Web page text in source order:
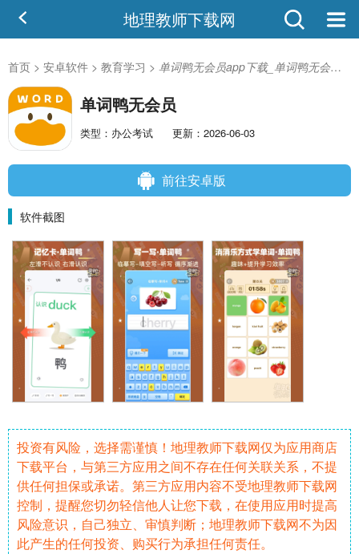
地理教师下载网
首页 > 安卓软件 > 教育学习 > 单词鸭无会员app下载_单词鸭无会员2.5.6安卓版
单词鸭无会员
类型：办公考试 更新：2026-06-03
前往安卓版
软件截图
投资有风险，选择需谨慎！地理教师下载网仅为应用商店
下载平台，与第三方应用之间不存在任何关联关系，不提
供任何担保或承诺。第三方应用内容不受地理教师下载网
控制，提醒您切勿轻信他人让您下载，在使用应用时提高
风险意识，自己独立、审慎判断；地理教师下载网不为因
此产生的任何投资、购买行为承担任何责任。